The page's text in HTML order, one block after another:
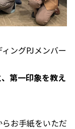
ングPJメンバー
第一印象を教え
お手紙をいただ